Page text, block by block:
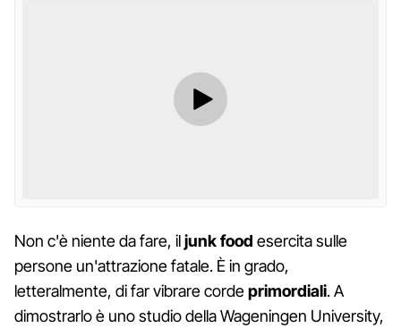
Non c'è niente da fare, iljunk food esercita sulle
persone un'attrazione fatale. È in grado,
letteralmente, di far vibrare cordeprimordiali. A
dimostrarlo è uno studio della Wageningen University,